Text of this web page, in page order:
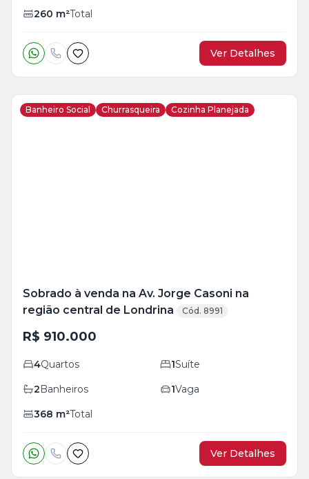
260 m²Total
Ver Detalhes
Banheiro Social Churrasqueira Cozinha Planejada
Sobrado à venda na Av. Jorge Casoni na
região central de Londrina
Cód. 8991
R$ 910.000
4Quartos 1Suíte
2Banheiros 1Vaga
368 m²Total
Ver Detalhes